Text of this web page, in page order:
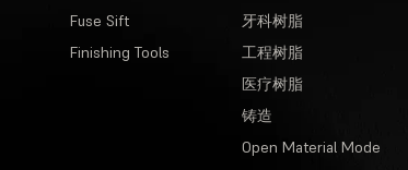
Fuse Sift
Finishing Tools
牙科树脂
工程树脂
医疗树脂
铸造
Open Material Mode